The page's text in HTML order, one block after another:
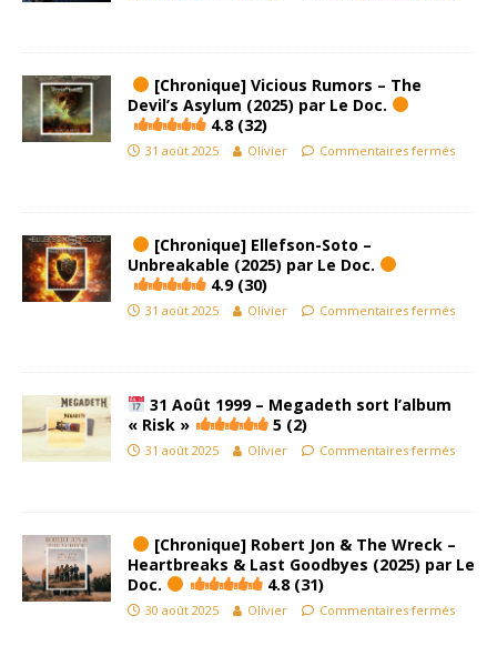
[Chronique] Vicious Rumors – The
Devil’s Asylum (2025) par Le Doc.
4.8 (32)
31 août 2025 Olivier Commentaires fermés
[Chronique] Ellefson-Soto –
Unbreakable (2025) par Le Doc.
4.9 (30)
31 août 2025 Olivier Commentaires fermés
31 Août 1999 – Megadeth sort l’album
« Risk »
5 (2)
31 août 2025 Olivier Commentaires fermés
[Chronique] Robert Jon & The Wreck –
Heartbreaks & Last Goodbyes (2025) par Le
Doc.
4.8 (31)
30 août 2025 Olivier Commentaires fermés